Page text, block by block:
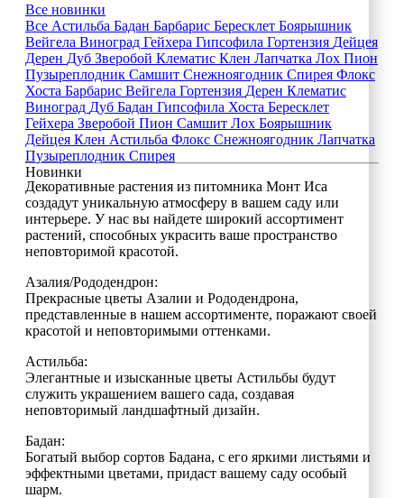
Все новинки
Все Астильба Бадан Барбарис Бересклет Боярышник
Вейгела Виноград Гейхера Гипсофила Гортензия Дейцея
Дерен Дуб Зверобой Клематис Клен Лапчатка Лох Пион
Пузыреплодник Самшит Снежноягодник Спирея Флокс
Хоста Барбарис Вейгела Гортензия Дерен Клематис
Виноград Дуб Бадан Гипсофила Хоста Бересклет
Гейхера Зверобой Пион Самшит Лох Боярышник
Дейцея Клен Астильба Флокс Снежноягодник Лапчатка
Пузыреплодник Спирея
Новинки
Декоративные растения из питомника Монт Иса
создадут уникальную атмосферу в вашем саду или
интерьере. У нас вы найдете широкий ассортимент
растений, способных украсить ваше пространство
неповторимой красотой.
Азалия/Рододендрон:
Прекрасные цветы Азалии и Рододендрона,
представленные в нашем ассортименте, поражают своей
красотой и неповторимыми оттенками.
Астильба:
Элегантные и изысканные цветы Астильбы будут
служить украшением вашего сада, создавая
неповторимый ландшафтный дизайн.
Бадан:
Богатый выбор сортов Бадана, с его яркими листьями и
эффектными цветами, придаст вашему саду особый
шарм.